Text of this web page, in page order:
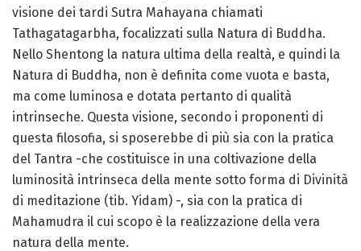
visione dei tardi Sutra Mahayana chiamati
Tathagatagarbha, focalizzati sulla Natura di Buddha.
Nello Shentong la natura ultima della realtà, e quindi la
Natura di Buddha, non è definita come vuota e basta,
ma come luminosa e dotata pertanto di qualità
intrinseche. Questa visione, secondo i proponenti di
questa filosofia, si sposerebbe di più sia con la pratica
del Tantra -che costituisce in una coltivazione della
luminosità intrinseca della mente sotto forma di Divinità
di meditazione (tib. Yidam) -, sia con la pratica di
Mahamudra il cui scopo è la realizzazione della vera
natura della mente.